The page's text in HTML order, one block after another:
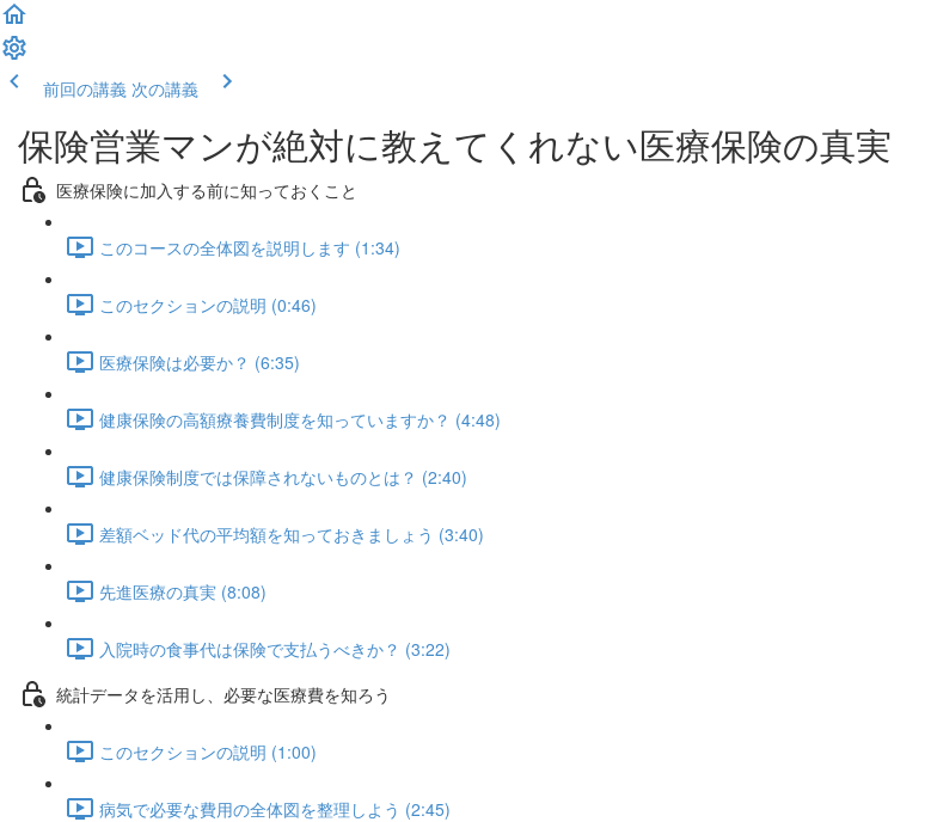
前回の講義 次の講義
保険営業マンが絶対に教えてくれない医療保険の真実
医療保険に加入する前に知っておくこと
このコースの全体図を説明します (1:34)
このセクションの説明 (0:46)
医療保険は必要か？ (6:35)
健康保険の高額療養費制度を知っていますか？ (4:48)
健康保険制度では保障されないものとは？ (2:40)
差額ベッド代の平均額を知っておきましょう (3:40)
先進医療の真実 (8:08)
入院時の食事代は保険で支払うべきか？ (3:22)
統計データを活用し、必要な医療費を知ろう
このセクションの説明 (1:00)
病気で必要な費用の全体図を整理しよう (2:45)